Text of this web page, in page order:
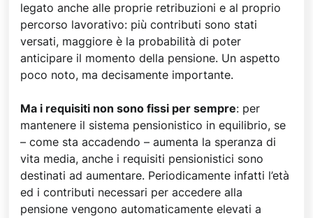
legato anche alle proprie retribuzioni e al proprio
percorso lavorativo: più contributi sono stati
versati, maggiore è la probabilità di poter
anticipare il momento della pensione. Un aspetto
poco noto, ma decisamente importante.
Ma i requisiti non sono fissi per sempre: per
mantenere il sistema pensionistico in equilibrio, se
– come sta accadendo – aumenta la speranza di
vita media, anche i requisiti pensionistici sono
destinati ad aumentare. Periodicamente infatti l’età
ed i contributi necessari per accedere alla
pensione vengono automaticamente elevati a